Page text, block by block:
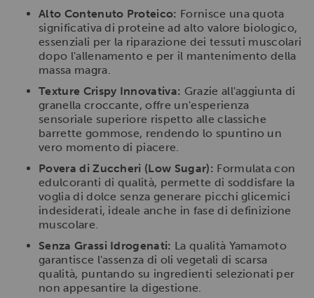
Alto Contenuto Proteico: Fornisce una quota
significativa di proteine ad alto valore biologico,
essenziali per la riparazione dei tessuti muscolari
dopo l'allenamento e per il mantenimento della
massa magra.
Texture Crispy Innovativa: Grazie all'aggiunta di
granella croccante, offre un'esperienza
sensoriale superiore rispetto alle classiche
barrette gommose, rendendo lo spuntino un
vero momento di piacere.
Povera di Zuccheri (Low Sugar): Formulata con
edulcoranti di qualità, permette di soddisfare la
voglia di dolce senza generare picchi glicemici
indesiderati, ideale anche in fase di definizione
muscolare.
Senza Grassi Idrogenati: La qualità Yamamoto
garantisce l'assenza di oli vegetali di scarsa
qualità, puntando su ingredienti selezionati per
non appesantire la digestione.